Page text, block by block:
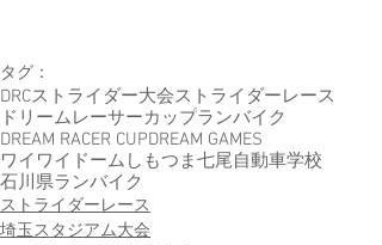
タグ：
DRCストライダー大会ストライダーレース
ドリームレーサーカップランバイク
DREAM RACER CUPDREAM GAMES
ワイワイドームしもつま七尾自動車学校
石川県ランバイク
ストライダーレース
埼玉スタジアム大会